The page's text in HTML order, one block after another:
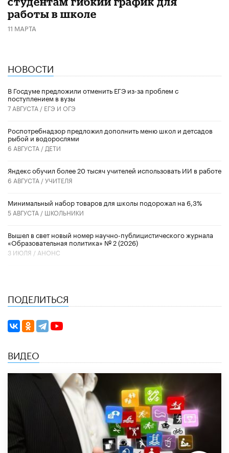
работы в школе
11 МАРТА
НОВОСТИ
В Госдуме предложили отменить ЕГЭ из-за проблем с
поступлением в вузы
7 АВГУСТА / ЕГЭ И ОГЭ
Роспотребнадзор предложил дополнить меню школ и детсадов
рыбой и водорослями
6 АВГУСТА / ДЕТИ
​Яндекс обучил более 20 тысяч учителей использовать ИИ в работе
6 АВГУСТА /УЧИТЕЛЯ
Минимальный набор товаров для школы подорожал на 6,3%
5 АВГУСТА / ШКОЛЬНИКИ
Вышел в свет новый номер научно-публицистического журнала
«Образовательная политика» № 2 (2026)
3 ИЮЛЯ / АНОНС
ПОДЕЛИТЬСЯ
ВИДЕО